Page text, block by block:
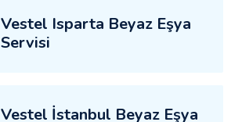
Vestel Isparta Beyaz Eşya
Servisi
Vestel İstanbul Beyaz Eşya